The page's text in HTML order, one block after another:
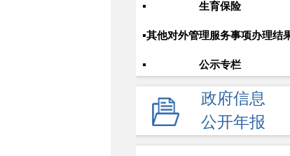
生育保险
其他对外管理服务事项办理结
公示专栏
政府信息
公开年报